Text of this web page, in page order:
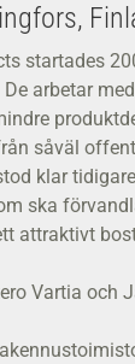
startades
arbetar
såväl
klar
ska
attraktivt
Vartia och